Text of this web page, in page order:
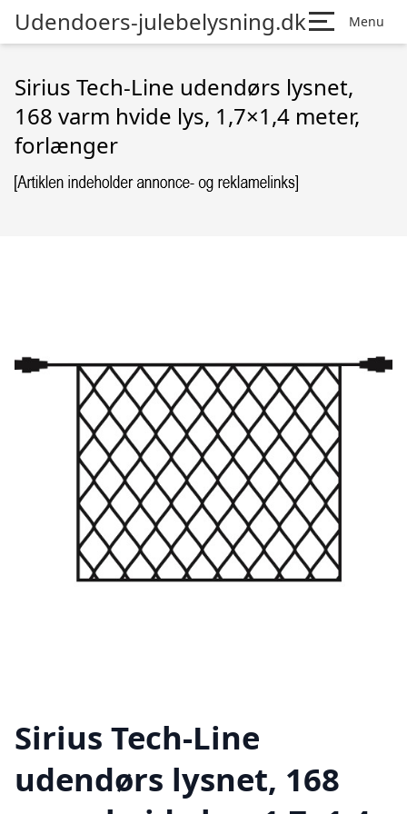
Udendoers-julebelysning.dk Menu
Sirius Tech-Line udendørs lysnet,
168 varm hvide lys, 1,7×1,4 meter,
forlænger
Sirius Tech-Line
udendørs lysnet, 168